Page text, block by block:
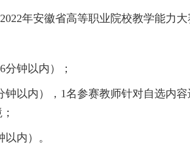
年安徽省高等职业院校教学能力
钟以内）；
钟以内），1名参赛教师针对自选内
内）。